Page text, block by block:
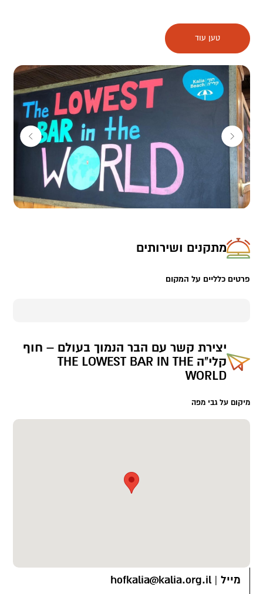
טען עוד
מתקנים ושירותים
פרטים כלליים על המקום
יצירת קשר עם הבר הנמוך בעולם – חוף
קלי"ה THE LOWEST BAR IN THE
WORLD
מיקום על גבי מפה
מייל |
hofkalia@kalia.org.il